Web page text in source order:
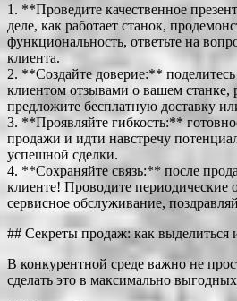
1. **Проведите качественное
деле, как работает станок,
функциональность, ответьте на
клиента.
2. **Создайте доверие:**
клиентом отзывами о вашем станке,
предложите бесплатную доставку
3. **Проявляйте гибкость:**
продажи и идти навстречу
успешной сделки.
4. **Сохраняйте связь:** после
клиенте! Проводите периодические
сервисное обслуживание,
## Секреты продаж: как выделиться
В конкурентной среде важно не
сделать это в максимально